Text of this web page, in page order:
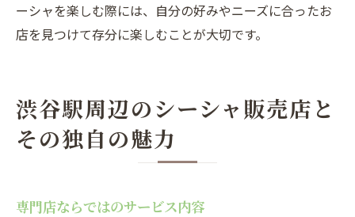
ーシャを楽しむ際には、自分の好みやニーズに合ったお
店を見つけて存分に楽しむことが大切です。
渋谷駅周辺のシーシャ販売店と
その独自の魅力
専門店ならではのサービス内容